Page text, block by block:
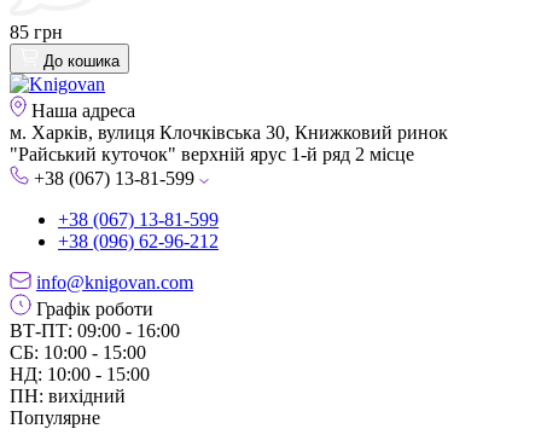
85 грн
До кошика
Наша адреса
м. Харків, вулиця Клочківська 30, Книжковий ринок
"Райський куточок" верхній ярус 1-й ряд 2 місце
+38 (067) 13-81-599
+38 (067) 13-81-599
+38 (096) 62-96-212
info@knigovan.com
Графік роботи
ВТ-ПТ: 09:00 - 16:00
СБ: 10:00 - 15:00
НД: 10:00 - 15:00
ПН: вихідний
Популярне